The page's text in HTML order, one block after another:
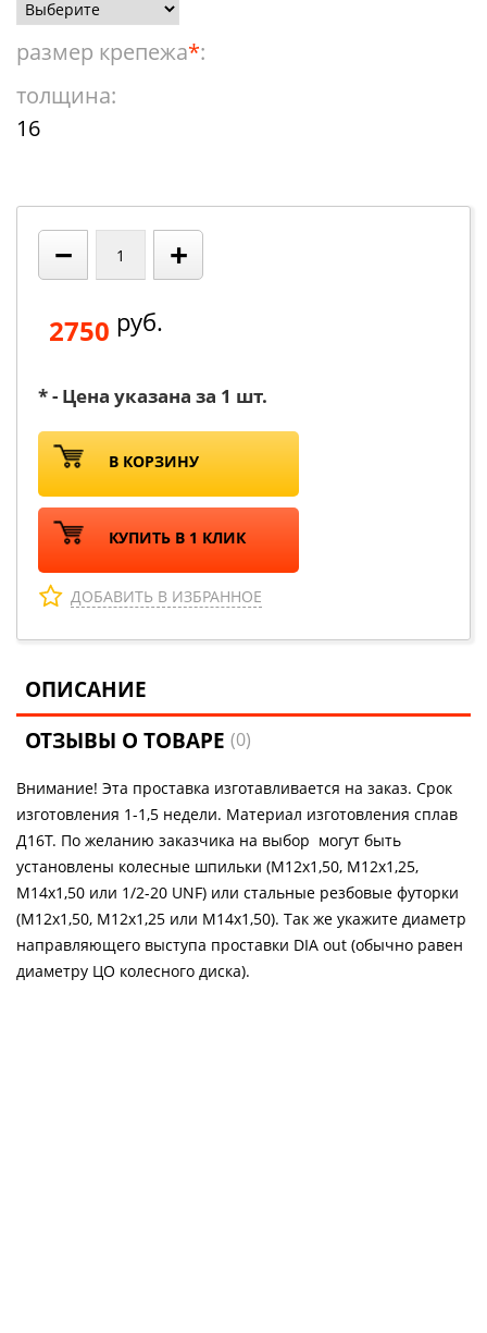
размер крепежа*:
толщина:
16
− +
2750 руб.
* - Цена указана за 1 шт.
В КОРЗИНУ
КУПИТЬ В 1 КЛИК
ДОБАВИТЬ В ИЗБРАННОЕ
ОПИСАНИЕ
ОТЗЫВЫ О ТОВАРЕ(0)
Внимание! Эта проставка изготавливается на заказ. Срок
изготовления 1-1,5 недели. Материал изготовления сплав
Д16Т. По желанию заказчика на выбор могут быть
установлены колесные шпильки (М12х1,50, М12х1,25,
М14х1,50 или 1/2-20 UNF) или стальные резбовые футорки
(М12х1,50, М12х1,25 или М14х1,50). Так же укажите диаметр
направляющего выступа проставки DIA out (обычно равен
диаметру ЦО колесного диска).